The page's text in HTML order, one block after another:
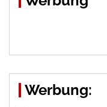
Werbung: